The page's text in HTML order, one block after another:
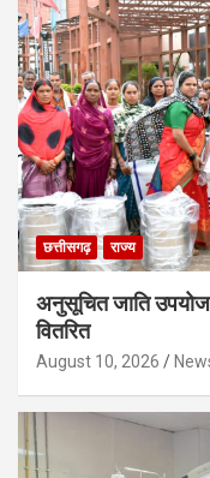
छत्तीसगढ़ राज्य
अनुसूचित जाति
वितरित
August 10, 2026